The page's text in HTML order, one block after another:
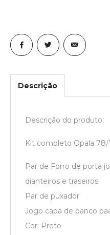
Descrição
Descrição do produto:
Kit completo Opala
Par de Forro de porta
dianteiros e traseiros
Par de puxador
Jogo capa de banco
Cor: Preto